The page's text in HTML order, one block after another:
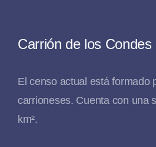
Carrión de los Condes
El censo actual está formado
carrioneses. Cuenta con una
km².